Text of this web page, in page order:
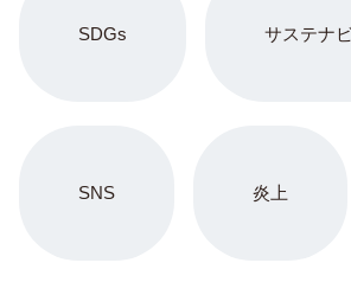
SDGs サステナ
SNS 炎上